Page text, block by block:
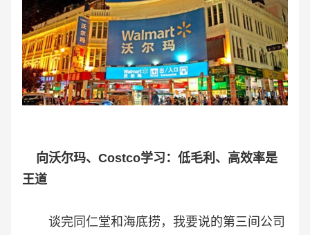
向沃尔玛、Costco学习：低毛利、高效率是
王道
谈完同仁堂和海底捞，我要说的第三间公司